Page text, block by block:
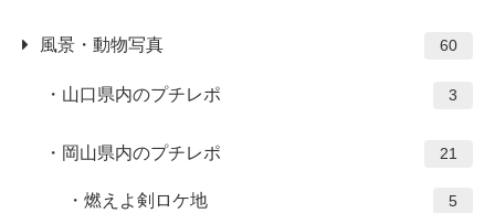
風景・動物写真 60
山口県内のプチレポ 3
岡山県内のプチレポ 21
燃えよ剣ロケ地 5